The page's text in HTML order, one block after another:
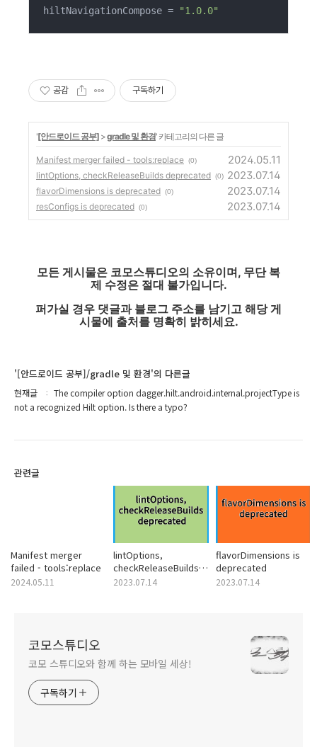
hiltNavigationCompose =
"1.0.0"
공감 구독하기
'[안드로이드 공부] >gradle 및 환경' 카테고리의 다른 글
Manifest merger failed - tools:replace (0) 2024.05.11
lintOptions, checkReleaseBuilds deprecated (0) 2023.07.14
flavorDimensions is deprecated (0) 2023.07.14
resConfigs is deprecated (0) 2023.07.14
모든 게시물은 코모스튜디오의 소유이며, 무단 복
제 수정은 절대 불가입니다.
퍼가실 경우 댓글과 블로그 주소를 남기고 해당 게
시물에 출처를 명확히 밝히세요.
'[안드로이드 공부]/gradle 및 환경'의 다른글
현재글
The compiler option dagger.hilt.android.internal.projectType is
not a recognized Hilt option. Is there a typo?
관련글
Manifest merger
failed - tools:replace
2024.05.11
lintOptions,
checkReleaseBuilds
deprecated
2023.07.14
flavorDimensions is
deprecated
2023.07.14
코모스튜디오
코모 스튜디오와 함께 하는 모바일 세상!
구독하기